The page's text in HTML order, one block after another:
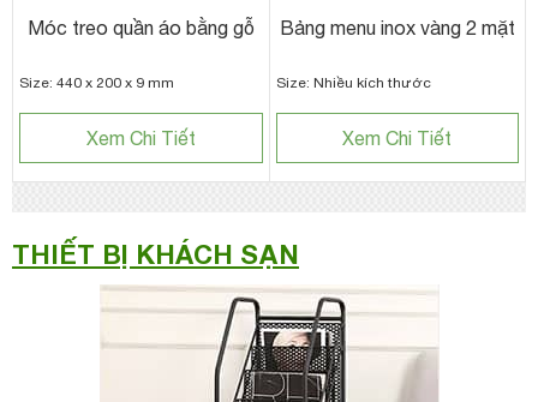
Móc treo quần áo bằng gỗ
Size: 440 x 200 x 9 mm
Xem Chi Tiết
Bảng menu inox vàng 2 mặt
Size: Nhiều kích thước
Xem Chi Tiết
THIẾT BỊ KHÁCH SẠN